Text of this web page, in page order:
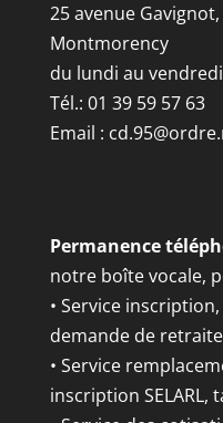
25 avenue
Montmorency
du lundi au
Tél.: 01 39 59 57 63
Email :
Permanence
notre boîte vocale,
• Service
demande de
• Service
inscription SELARL,